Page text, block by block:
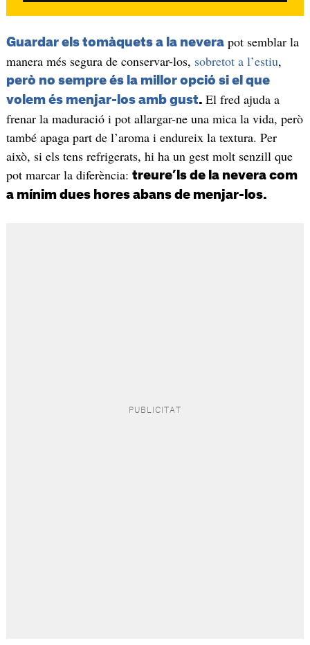
Guardar els tomàquets a la neverapot semblar la
manera més segura de conservar-los, sobretot a l’estiu,
però no sempre és la millor opció si el que
volem és menjar-los amb gust. El fred ajuda a
frenar la maduració i pot allargar-ne una mica la vida, però
també apaga part de l’aroma i endureix la textura. Per
això, si els tens refrigerats, hi ha un gest molt senzill que
pot marcar la diferència: treure’ls de la nevera com
a mínim dues hores abans de menjar-los.